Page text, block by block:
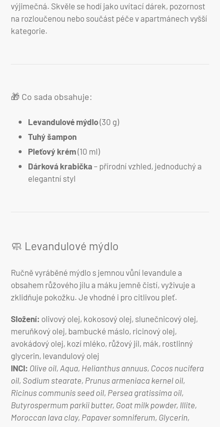
výjimečná. Skvěle se hodí jako uvítací dárek, pozornost
na rozloučenou nebo součást péče v apartmánech vyšší
kategorie.
🎁 Co sada obsahuje:
Levandulové mýdlo(30 g)
Tuhý šampon
Pleťový krém(10 ml)
Dárková krabička– přírodní vzhled, jednoduchý a
elegantní styl
🧼 Levandulové mýdlo
Ručně vyráběné mýdlo s jemnou vůní levandule a
obsahem růžového jílu a máku jemně čistí, vyživuje a
zklidňuje pokožku. Je vhodné i pro citlivou pleť.
Složení: olivový olej, kokosový olej, slunečnicový olej,
meruňkový olej, bambucké máslo, ricinový olej,
avokádový olej, kozí mléko, růžový jíl, mák, rostlinný
glycerin, levandulový olej
INCI: Olive oil, Aqua, Helianthus annuus, Cocos nucifera
oil, Sodium stearate, Prunus armeniaca kernel oil,
Ricinus communis seed oil, Persea gratissima oil,
Butyrospermum parkii butter, Goat milk powder, Illite,
Moroccan lava clay, Papaver somniferum, Glycerin,